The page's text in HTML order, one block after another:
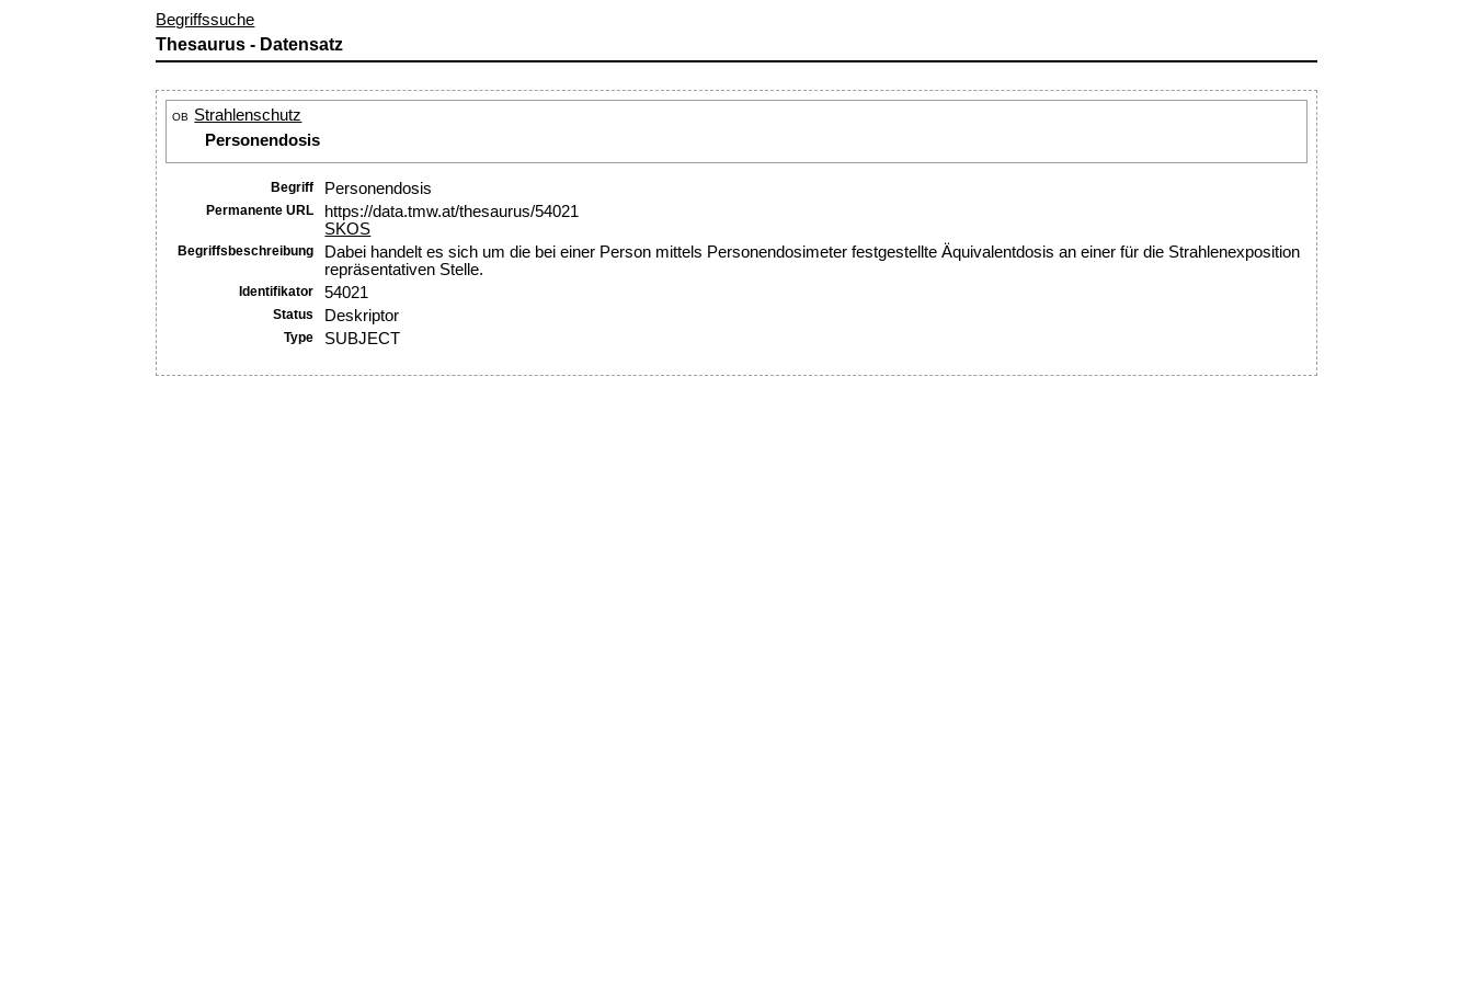
Begriffssuche
Thesaurus - Datensatz
OB
Strahlenschutz
Personendosis
Begriff Personendosis
Permanente URL
https://data.tmw.at/thesaurus/54021
SKOS
Begriffsbeschreibung
Dabei handelt es sich um die bei einer Person mittels Personendosimeter festgestellte Äquivalentdosis an einer für die Strahlenexposition
repräsentativen Stelle.
Identifikator 54021
Status Deskriptor
Type SUBJECT